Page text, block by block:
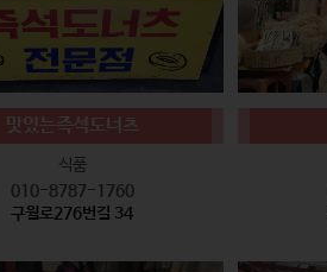
맛있는즉석도너츠
식품
010-8787-1760
구월로276번길 34